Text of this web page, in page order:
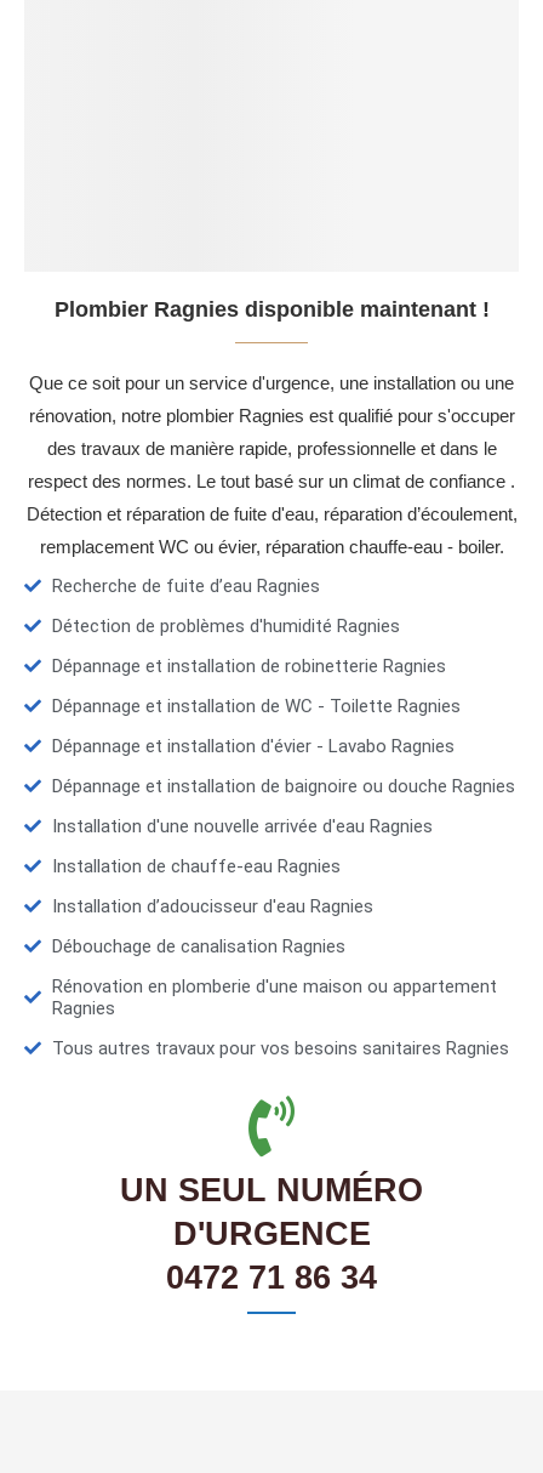
Plombier Ragnies disponible maintenant !
Que ce soit pour un service d'urgence, une installation ou une
rénovation, notre plombier Ragnies est qualifié pour s'occuper
des travaux de manière rapide, professionnelle et dans le
respect des normes. Le tout basé sur un climat de confiance .
Détection et réparation de fuite d'eau, réparation d’écoulement,
remplacement WC ou évier, réparation chauffe-eau - boiler.
Recherche de fuite d’eau Ragnies
Détection de problèmes d'humidité Ragnies
Dépannage et installation de robinetterie Ragnies
Dépannage et installation de WC - Toilette Ragnies
Dépannage et installation d'évier - Lavabo Ragnies
Dépannage et installation de baignoire ou douche Ragnies
Installation d'une nouvelle arrivée d'eau Ragnies
Installation de chauffe-eau Ragnies
Installation d’adoucisseur d'eau Ragnies
Débouchage de canalisation Ragnies
Rénovation en plomberie d'une maison ou appartement
Ragnies
Tous autres travaux pour vos besoins sanitaires Ragnies
UN SEUL NUMÉRO
D'URGENCE
0472 71 86 34